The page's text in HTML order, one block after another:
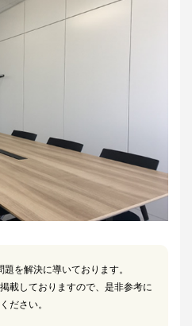
を解決に導いております。
載しておりますので、是非参考に
ださい。